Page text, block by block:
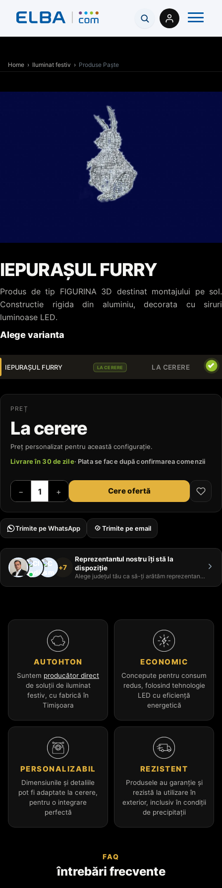
Home › Iluminat festiv › Produse Paște
IEPURAȘUL FURRY
Produs de tip FIGURINA 3D destinat montajului pe sol.
Constructie rigida din aluminiu, decorata cu siruri
luminoase LED.
Alege varianta
IEPURAȘUL FURRY LA CERERE LA CERERE
PREȚ
La cerere
Preț personalizat pentru această configurație.
Livrare în 30 de zile· Plata se face după confirmarea comenzii
− + Cere ofertă
Trimite pe WhatsApp Trimite pe email
+7
Reprezentantul nostru îți stă la
dispoziție
Alege județul tău ca să-ți arătăm reprezentantul
AUTOHTON
Suntem producător direct
de soluții de iluminat
festiv, cu fabrică în
Timișoara
ECONOMIC
Concepute pentru consum
redus, folosind tehnologie
LED cu eficiență
energetică
PERSONALIZABIL
Dimensiunile și detaliile
pot fi adaptate la cerere,
pentru o integrare
perfectă
REZISTENT
Produsele au garanție și
rezistă la utilizare în
exterior, inclusiv în condiții
de precipitații
FAQ
întrebări frecvente